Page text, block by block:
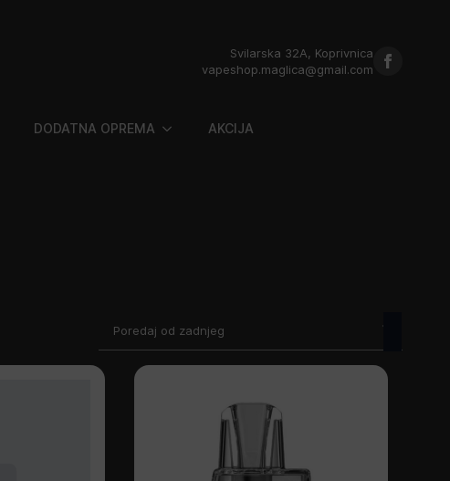
Svilarska 32A, Koprivnica
vapeshop.maglica@gmail.com
DODATNA OPREMA AKCIJA